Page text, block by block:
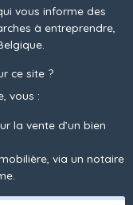
vous informe des
à entreprendre,
ce site ?
vous :
la vente d’un bien
via un notaire